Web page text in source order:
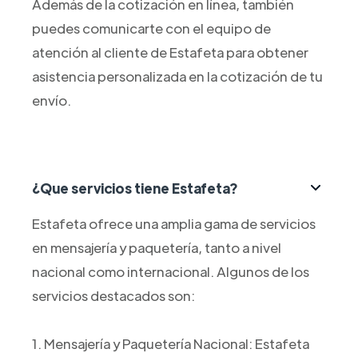
Además de la cotización en línea, también
puedes comunicarte con el equipo de
atención al cliente de Estafeta para obtener
asistencia personalizada en la cotización de tu
envío.
¿Que servicios tiene Estafeta?
Estafeta ofrece una amplia gama de servicios
en mensajería y paquetería, tanto a nivel
nacional como internacional. Algunos de los
servicios destacados son:
1. Mensajería y Paquetería Nacional: Estafeta